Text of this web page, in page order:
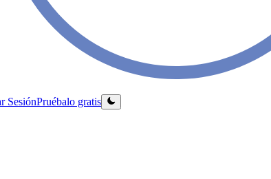
SesiónPruébalo gratis